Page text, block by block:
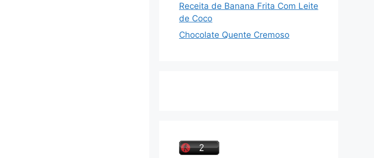
Receita de Banana Frita Com Leite
de Coco
Chocolate Quente Cremoso